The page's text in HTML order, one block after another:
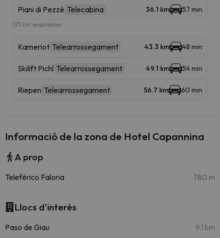
Piani di Pezzè Telecabina 36.1 km 57 min
125 km esquiables
Kameriot Telearrossegament 43.3 km 48 min
Skilift Pichl Telearrossegament 49.1 km 54 min
Riepen Telearrossegament 56.7 km 60 min
Informació de la zona de Hotel Capannina
A prop
Teleférico Faloria 780 m
Llocs d'interès
Paso de Giau 9.1 km